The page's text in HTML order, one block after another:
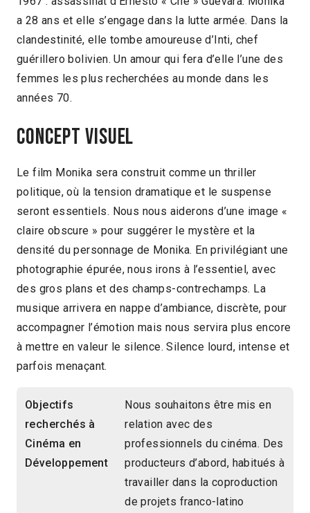
a 28 ans et elle s’engage dans la lutte armée. Dans la
clandestinité, elle tombe amoureuse d’Inti, chef
guérillero bolivien. Un amour qui fera d’elle l’une des
femmes les plus recherchées au monde dans les
années 70.
Concept visuel
Le film Monika sera construit comme un thriller
politique, où la tension dramatique et le suspense
seront essentiels. Nous nous aiderons d’une image «
claire obscure » pour suggérer le mystère et la
densité du personnage de Monika. En privilégiant une
photographie épurée, nous irons à l’essentiel, avec
des gros plans et des champs-contrechamps. La
musique arrivera en nappe d’ambiance, discrète, pour
accompagner l’émotion mais nous servira plus encore
à mettre en valeur le silence. Silence lourd, intense et
parfois menaçant.
Objectifs
recherchés à
Cinéma en
Développement
Nous souhaitons être mis en
relation avec des
professionnels du cinéma. Des
producteurs d’abord, habitués à
travailler dans la coproduction
de projets franco-latino